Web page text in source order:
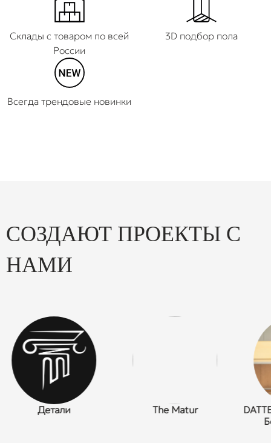
Склады с товаром по всей
России
3D подбор пола
Всегда трендовые новинки
СОЗДАЮТ ПРОЕКТЫ С
НАМИ
Детали The Matur